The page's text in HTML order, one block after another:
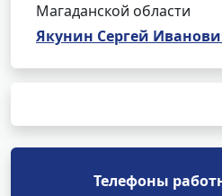
Магаданской области
Якунин Сергей
Телефоны